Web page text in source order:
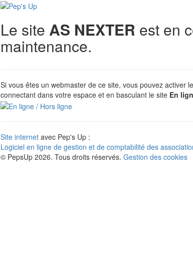
Le site AS NEXTER est en
maintenance.
Si vous êtes un webmaster de ce site, vous pouvez activer
connectant dans votre espace et en basculant le site En
Site internet avec Pep's Up :
Logiciel en ligne de gestion et de comptabilité des
© PepsUp 2026. Tous droits réservés. Gestion des cookies